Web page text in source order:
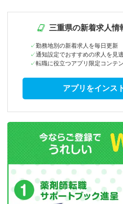
三重県の新着求人情
勤務地別の新着求人を毎日更新
通知設定でおすすめの求人を見
転職に役立つアプリ限定コンテ
アプリをインス